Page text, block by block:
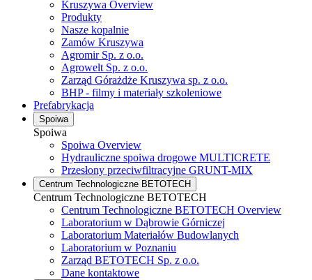
Kruszywa Overview
Produkty
Nasze kopalnie
Zamów Kruszywa
Agromir Sp. z o.o.
Agrowelt Sp. z o.o.
Zarząd Górażdże Kruszywa sp. z o.o.
BHP - filmy i materiały szkoleniowe
Prefabrykacja
Spoiwa
Spoiwa
Spoiwa Overview
Hydrauliczne spoiwa drogowe MULTICRETE
Przesłony przeciwfiltracyjne GRUNT-MIX
Centrum Technologiczne BETOTECH
Centrum Technologiczne BETOTECH
Centrum Technologiczne BETOTECH Overview
Laboratorium w Dąbrowie Górniczej
Laboratorium Materiałów Budowlanych
Laboratorium w Poznaniu
Zarząd BETOTECH Sp. z o.o.
Dane kontaktowe